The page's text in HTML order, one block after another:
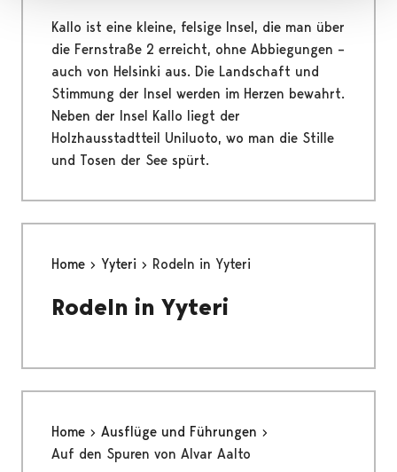
Kallo ist eine kleine, felsige Insel, die man über
die Fernstraße 2 erreicht, ohne Abbiegungen –
auch von Helsinki aus. Die Landschaft und
Stimmung der Insel werden im Herzen bewahrt.
Neben der Insel Kallo liegt der
Holzhausstadtteil Uniluoto, wo man die Stille
und Tosen der See spürt.
Home Yyteri Rodeln in Yyteri
Rodeln in Yyteri
Home
Ausflüge und Führungen
Auf den Spuren von Alvar Aalto